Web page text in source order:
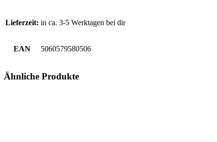
Lieferzeit: in ca. 3-5 Werktagen bei dir
EAN 5060579580506
Ähnliche Produkte